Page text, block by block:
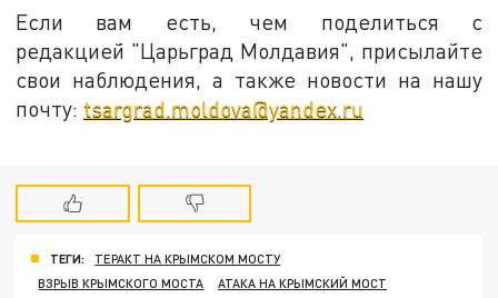
Если вам есть, чем поделиться с
редакцией "Царьград Молдавия", присылайте
свои наблюдения, а также новости на нашу
почту: tsargrad.moldova@yandex.ru
ТЕГИ:
ТЕРАКТ НА КРЫМСКОМ МОСТУ
ВЗРЫВ КРЫМСКОГО МОСТА
АТАКА НА КРЫМСКИЙ МОСТ